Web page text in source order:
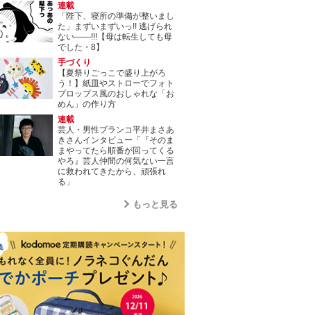
連載
「陛下、寝所の準備が整いまし
た」まずいまずいっ!! 逃げられ
ない――!!!【母は転生しても母
でした・8】
手づくり
【夏祭りごっこで盛り上がろ
う！】紙皿やストローでフォト
プロップス風のおしゃれな「お
めん」の作り方
連載
芸人・男性ブランコ平井まさあ
きさんインタビュー「『そのま
まやってたら順番が回ってくる
やろ』芸人仲間の何気ない一言
に救われてきたから、頑張れ
る」
もっと見る